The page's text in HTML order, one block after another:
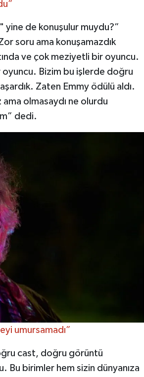
yine de konuşulur muydu?”
soru ama konuşamazdık
ve çok meziyetli bir oyuncu.
oyuncu. Bizim bu işlerde doğru
Zaten Emmy ödülü aldı.
olmasaydı ne olurdu
dedi.
umursamadı”
cast, doğru görüntü
Bu birimler hem sizin dünyanıza